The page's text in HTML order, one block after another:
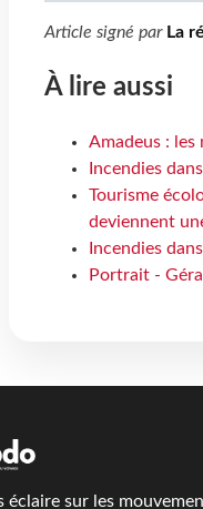
Article signé par La
À lire aussi
Amadeus : les
Incendies
Tourisme
deviennent
Incendies
Portrait -
éclaire sur les